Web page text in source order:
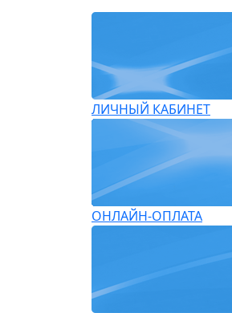
ЛИЧНЫЙ КАБИНЕТ
ОНЛАЙН-ОПЛАТА